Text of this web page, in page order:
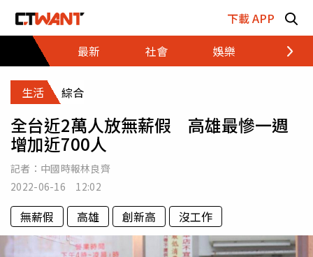
下載 APP
最新
社會 娛樂 財經
生活 綜合
全台近2萬人放無薪假 高雄最慘一週
增加近700人
記者： 中國時報林良齊
2022-06-16 12:02
無薪假 高雄 創新高 沒工作